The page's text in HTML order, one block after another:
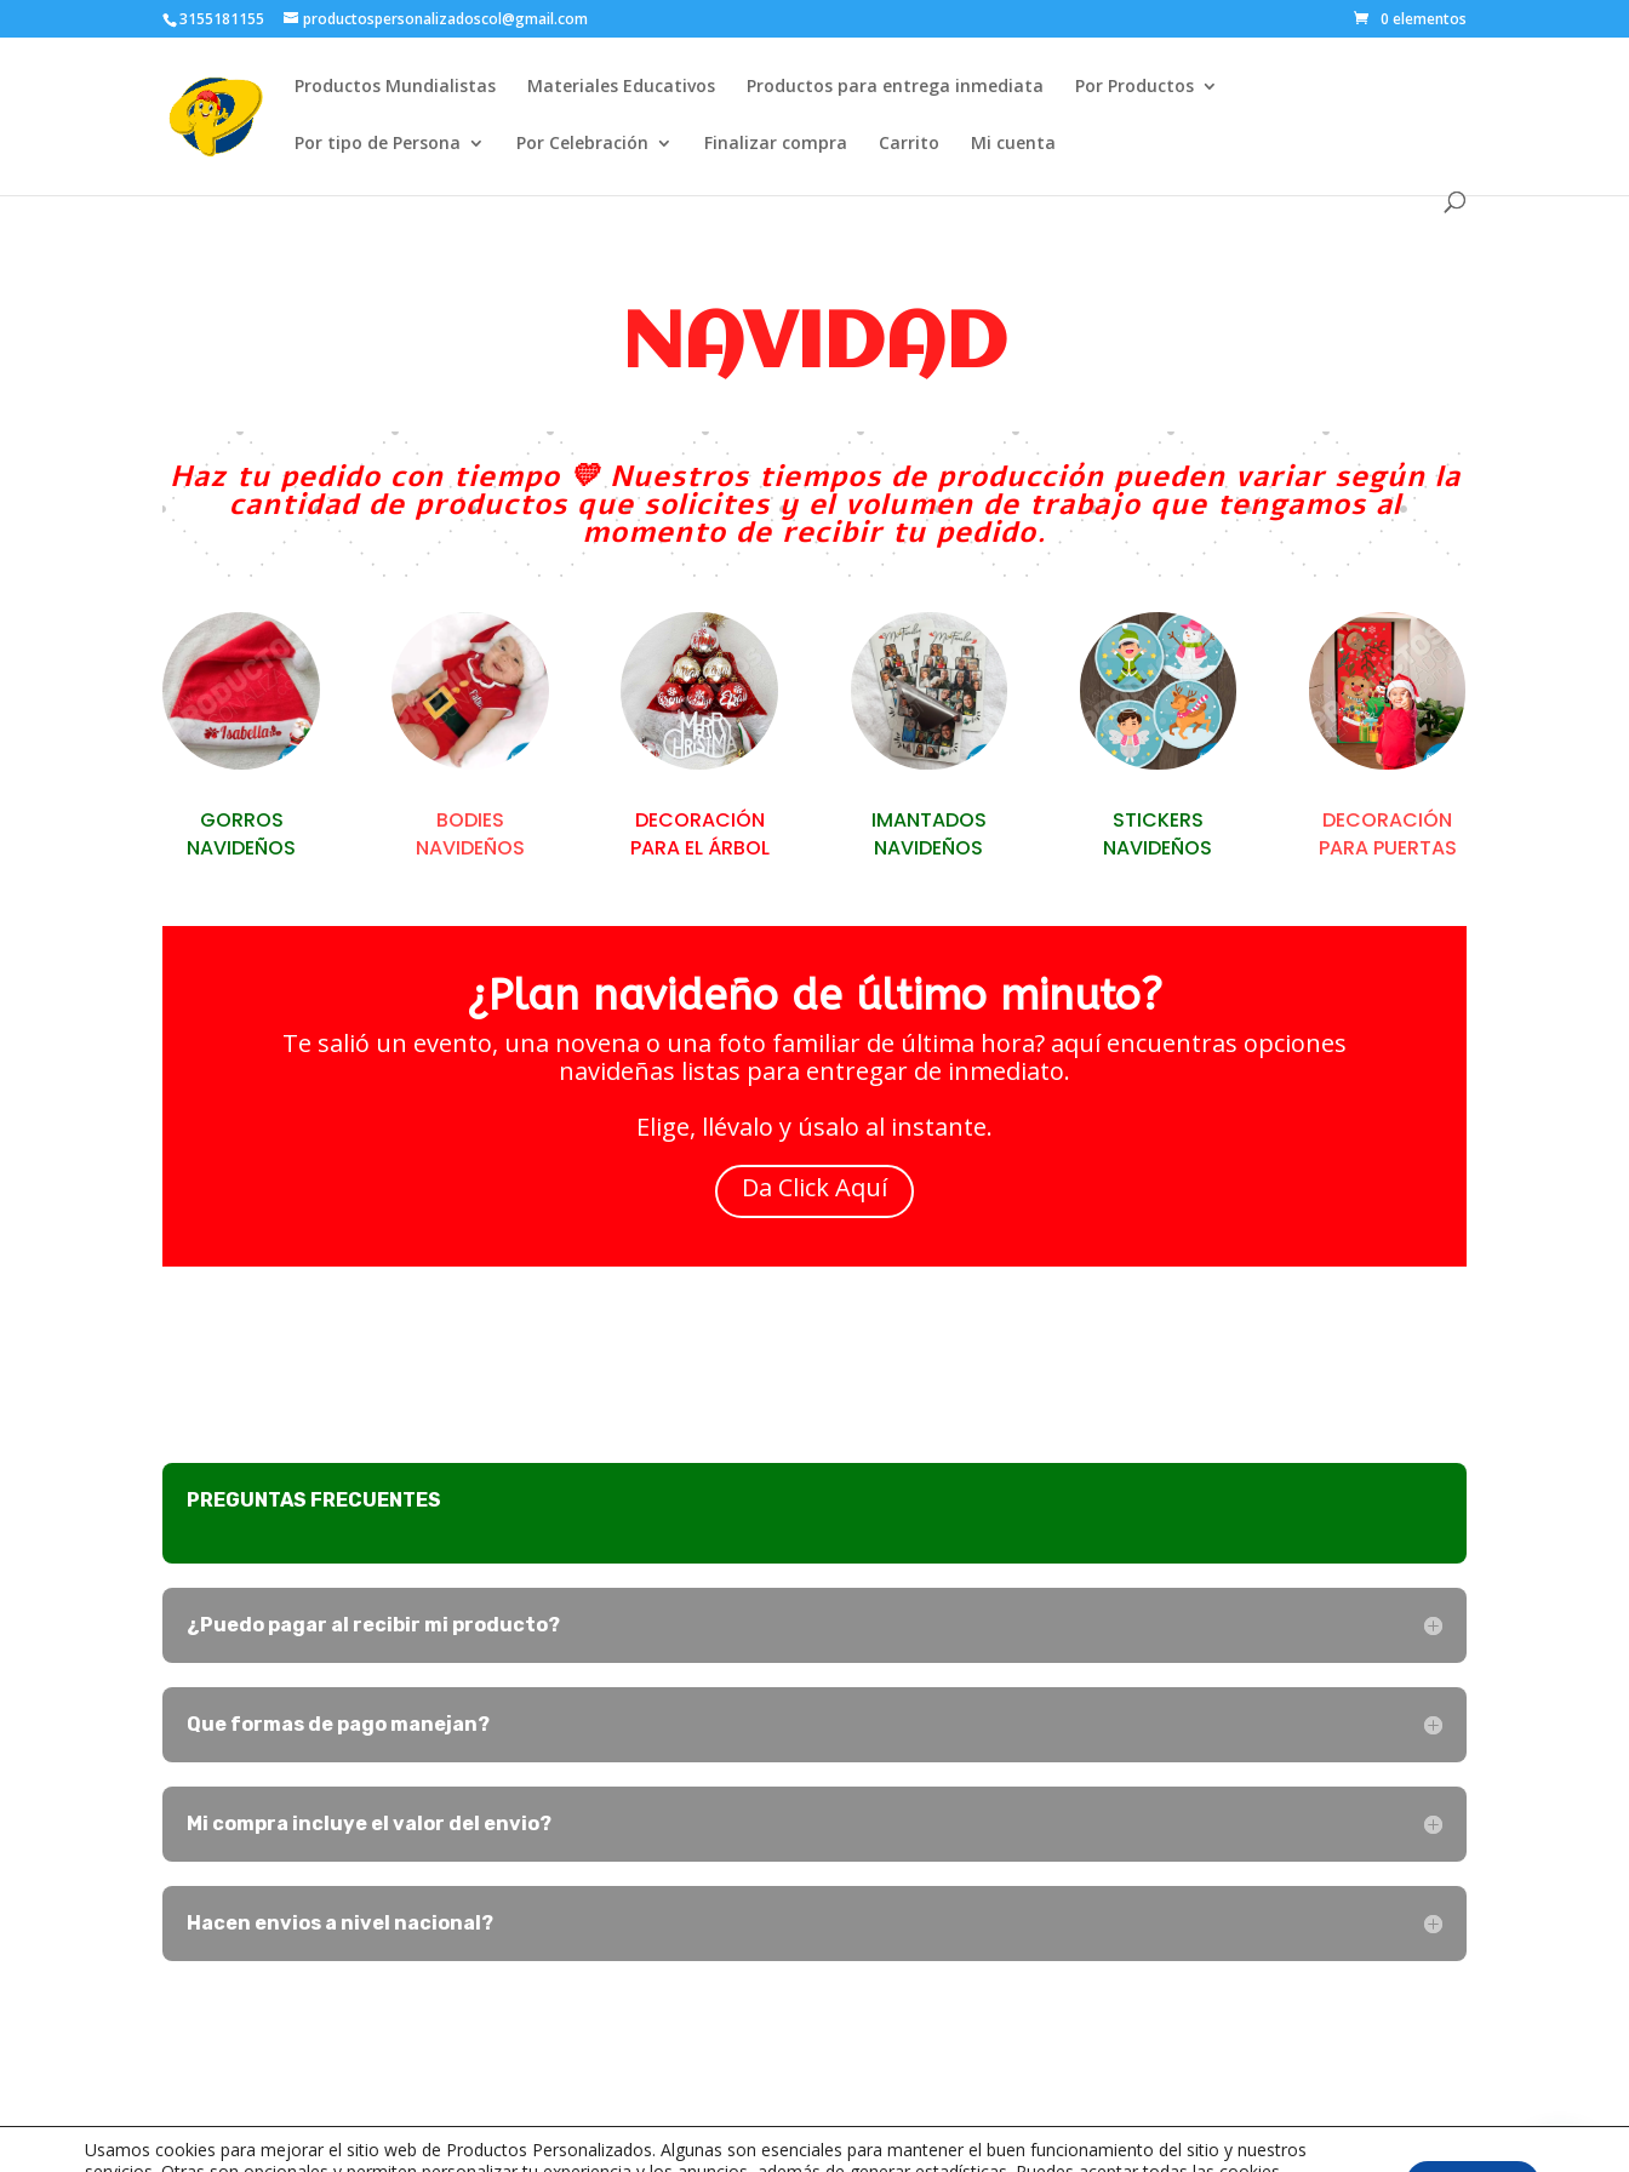
3155181155 productospersonalizadoscol@gmail.com 0 elementos
Productos Mundialistas Materiales Educativos Productos para entrega inmediata Por Productos
Por tipo de Persona Por Celebración Finalizar compra Carrito Mi cuenta
NAVIDAD
Haz tu pedido con tiempo 💛 Nuestros tiempos de producción pueden variar según la
cantidad de productos que solicites y el volumen de trabajo que tengamos al
momento de recibir tu pedido.
GORROS
NAVIDEÑOS
BODIES
NAVIDEÑOS
DECORACIÓN
PARA EL ÁRBOL
IMANTADOS
NAVIDEÑOS
STICKERS
NAVIDEÑOS
DECORACIÓN
PARA PUERTAS
¿Plan navideño de último minuto?
Te salió un evento, una novena o una foto familiar de última hora? aquí encuentras opciones
navideñas listas para entregar de inmediato.
Elige, llévalo y úsalo al instante.
Da Click Aquí
PREGUNTAS FRECUENTES
¿Puedo pagar al recibir mi producto?
Que formas de pago manejan?
Mi compra incluye el valor del envio?
Hacen envios a nivel nacional?
Usamos cookies para mejorar el sitio web de Productos Personalizados. Algunas son esenciales para mantener el buen funcionamiento del sitio y nuestros